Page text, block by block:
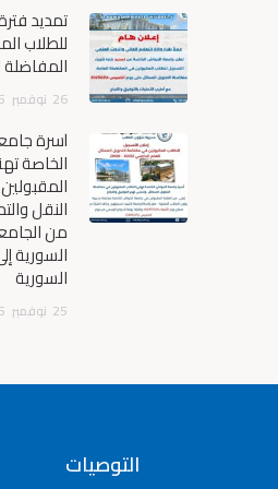
تمديد
للطلاب
26 نوفمبر
أسرة
الخاصة
النقل
من
السورية
السورية
25 نوفمبر
التوصيات